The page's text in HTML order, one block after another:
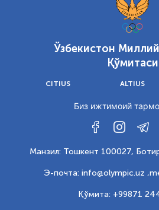
Ўзбекистон
Қўмитаси
CITIUS ALTIUS
Биз ижтимоий
Манзил: Тошкент 100027,
Э-почта: info@olympic.uz ,
Қўмита: +99871